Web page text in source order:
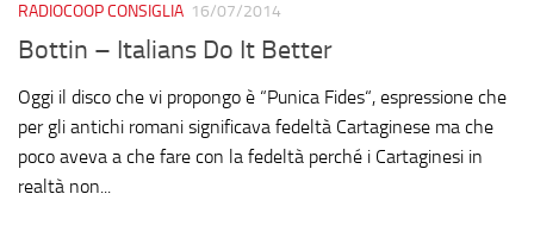
RADIOCOOP CONSIGLIA 16/07/2014
Bottin – Italians Do It Better
Oggi il disco che vi propongo è “Punica Fides“, espressione che
per gli antichi romani significava fedeltà Cartaginese ma che
poco aveva a che fare con la fedeltà perché i Cartaginesi in
realtà non...